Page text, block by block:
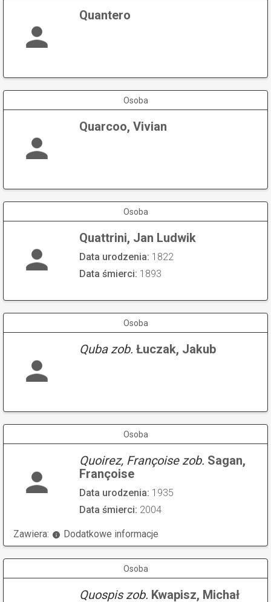
Quantero
Osoba
Quarcoo, Vivian
Osoba
Quattrini, Jan Ludwik
Data urodzenia: 1822
Data śmierci: 1893
Osoba
Quba zob. Łuczak, Jakub
Osoba
Quoirez, Françoise zob. Sagan,
Françoise
Data urodzenia: 1935
Data śmierci: 2004
Zawiera: Dodatkowe informacje
Osoba
Quospis zob. Kwapisz, Michał